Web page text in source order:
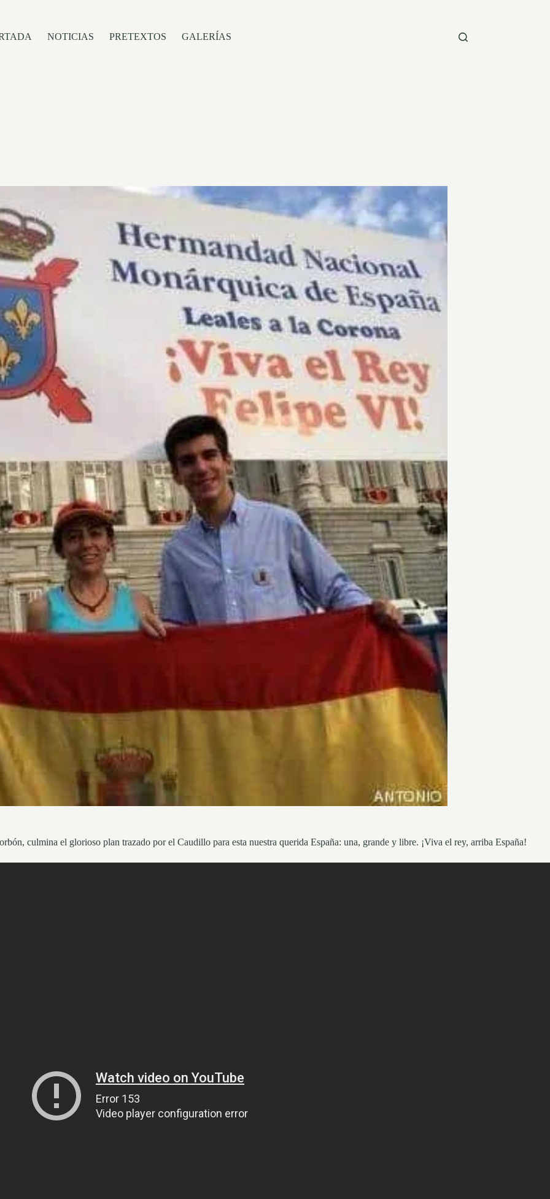
NOTICIAS PRETEXTOS GALERÍAS
culmina el glorioso plan trazado por el Caudillo para esta nuestra querida España: una, grande y libre. ¡Viva el rey, arriba España!